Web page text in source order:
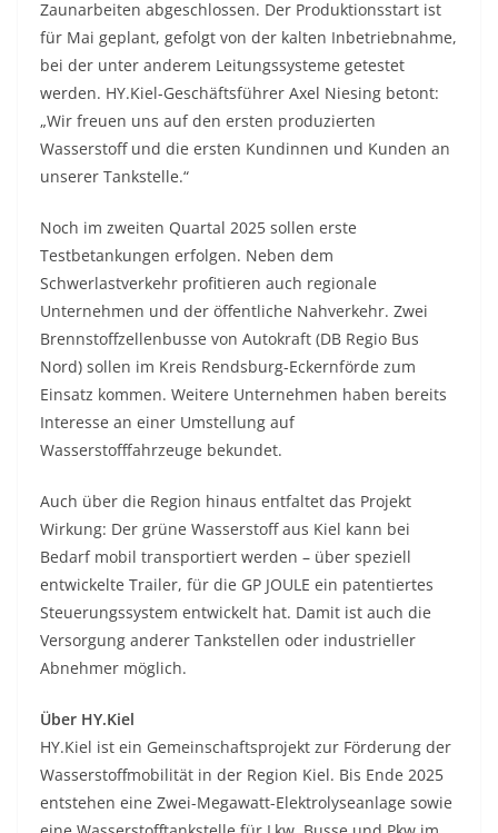
Zaunarbeiten abgeschlossen. Der Produktionsstart ist
für Mai geplant, gefolgt von der kalten Inbetriebnahme,
bei der unter anderem Leitungssysteme getestet
werden. HY.Kiel-Geschäftsführer Axel Niesing betont:
„Wir freuen uns auf den ersten produzierten
Wasserstoff und die ersten Kundinnen und Kunden an
unserer Tankstelle.“
Noch im zweiten Quartal 2025 sollen erste
Testbetankungen erfolgen. Neben dem
Schwerlastverkehr profitieren auch regionale
Unternehmen und der öffentliche Nahverkehr. Zwei
Brennstoffzellenbusse von Autokraft (DB Regio Bus
Nord) sollen im Kreis Rendsburg-Eckernförde zum
Einsatz kommen. Weitere Unternehmen haben bereits
Interesse an einer Umstellung auf
Wasserstofffahrzeuge bekundet.
Auch über die Region hinaus entfaltet das Projekt
Wirkung: Der grüne Wasserstoff aus Kiel kann bei
Bedarf mobil transportiert werden – über speziell
entwickelte Trailer, für die GP JOULE ein patentiertes
Steuerungssystem entwickelt hat. Damit ist auch die
Versorgung anderer Tankstellen oder industrieller
Abnehmer möglich.
Über HY.Kiel
HY.Kiel ist ein Gemeinschaftsprojekt zur Förderung der
Wasserstoffmobilität in der Region Kiel. Bis Ende 2025
entstehen eine Zwei-Megawatt-Elektrolyseanlage sowie